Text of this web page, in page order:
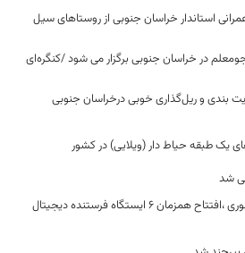
استاندار خراسان جنوبی از روستاهای سیل
در خراسان جنوبی برگزار می شود /کنگره‌ای
بندی و ریل‌گذاری خوبی درخراسان جنوبی
یک طبقه حیاط دار (ویلایی) در کشور
شد
در اولین سفری شهرستانی ملانوری ،افتتاح همزمان ۶ ایستگاه فرستنده دیجیتال